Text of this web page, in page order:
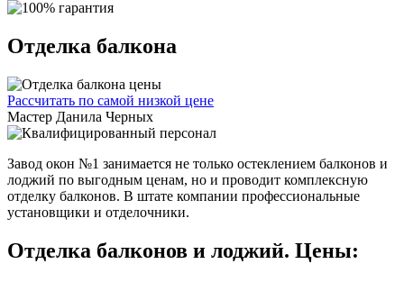
Отделка балкона
Рассчитать по самой низкой цене
Мастер Данила Черных
Завод окон №1 занимается не только остеклением балконов и
лоджий по выгодным ценам, но и проводит комплексную
отделку балконов. В штате компании профессиональные
установщики и отделочники.
Отделка балконов и лоджий. Цены: